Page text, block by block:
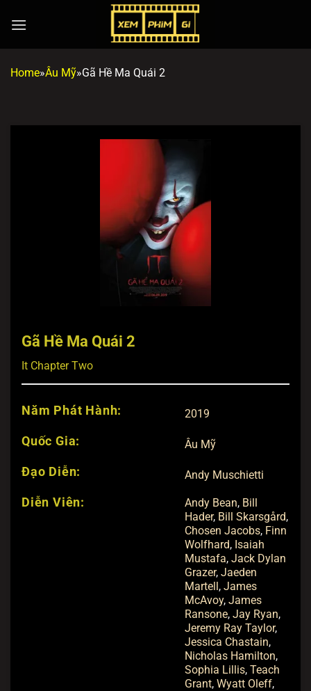
đến
Home»Âu Mỹ»Gã Hề Ma Quái 2
Gã Hề Ma Quái 2
It Chapter Two
Năm Phát Hành: 2019
Quốc Gia: Âu Mỹ
Đạo Diễn: Andy Muschietti
Diễn Viên: Andy Bean, Bill
Hader, Bill Skarsgård,
Chosen Jacobs, Finn
Wolfhard, Isaiah
Mustafa, Jack Dylan
Grazer, Jaeden
Martell, James
McAvoy, James
Ransone, Jay Ryan,
Jeremy Ray Taylor,
Jessica Chastain,
Nicholas Hamilton,
Sophia Lillis, Teach
Grant, Wyatt Oleff,